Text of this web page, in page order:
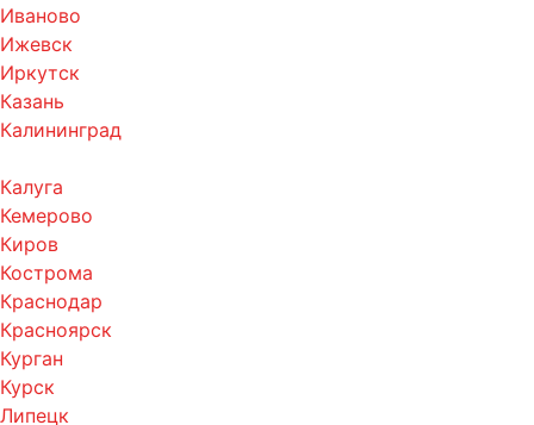
Иваново
Ижевск
Иркутск
Казань
Калининград
Калуга
Кемерово
Киров
Кострома
Краснодар
Красноярск
Курган
Курск
Липецк